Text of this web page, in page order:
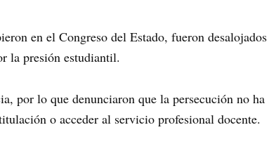
en el Congreso del Estado, fueron desalojados
la presión estudiantil.
por lo que denunciaron que la persecución no ha
o acceder al servicio profesional docente.